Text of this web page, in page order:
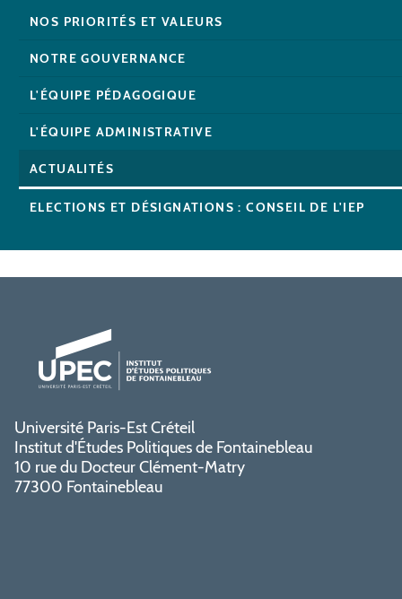
NOS PRIORITÉS ET VALEURS
NOTRE GOUVERNANCE
L'ÉQUIPE PÉDAGOGIQUE
L'ÉQUIPE ADMINISTRATIVE
ACTUALITÉS
ELECTIONS ET DÉSIGNATIONS : CONSEIL DE L'IEP
Université Paris-Est Créteil
Institut d'Études Politiques de Fontainebleau
10 rue du Docteur Clément-Matry
77300 Fontainebleau